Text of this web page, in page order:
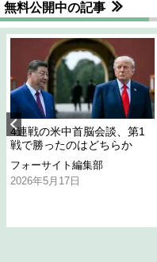
無料公開中の記事
4連戦の米中首脳会談、第1
戦で勝ったのはどちらか
フォーサイト編集部
2026年5月17日